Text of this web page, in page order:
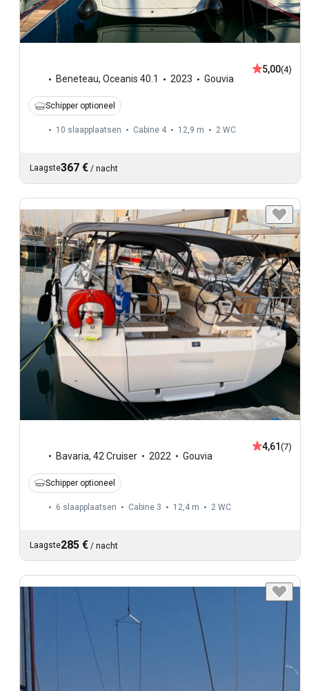
Beneteau, Oceanis 40.1 2023 Gouvia
5,00(4)
Schipper optioneel
10 slaapplaatsen Cabine 4 12,9 m 2 WC
Laagste367 € / nacht
Bavaria, 42 Cruiser 2022 Gouvia
4,61 (7)
Schipper optioneel
6 slaapplaatsen Cabine 3 12,4 m 2 WC
Laagste285 € / nacht